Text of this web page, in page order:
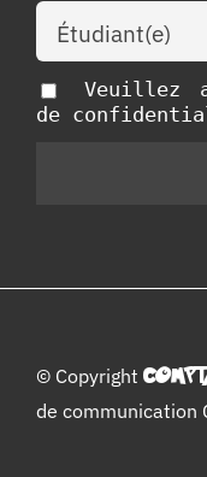
Veuillez
de
© Copyright
de communication